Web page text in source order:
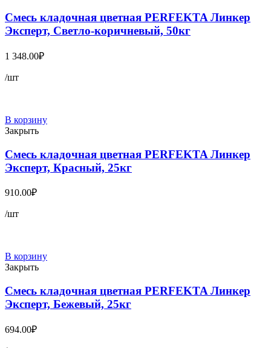
Смесь кладочная цветная PERFEKTA Линкер
Эксперт, Светло-коричневый, 50кг
1 348.00₽
/шт
В корзину
Закрыть
Смесь кладочная цветная PERFEKTA Линкер
Эксперт, Красный, 25кг
910.00₽
/шт
В корзину
Закрыть
Смесь кладочная цветная PERFEKTA Линкер
Эксперт, Бежевый, 25кг
694.00₽